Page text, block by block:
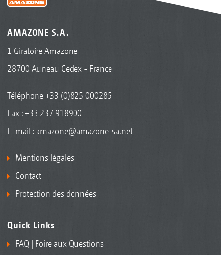
AMAZONE S.A.
1 Giratoire Amazone
28700 Auneau Cedex - France
Téléphone+33 (0)825 000285
Fax : +33 237 918900
E-mail : amazone@amazone-sa.net
Mentions légales
Contact
Protection des données
Quick Links
FAQ | Foire aux Questions